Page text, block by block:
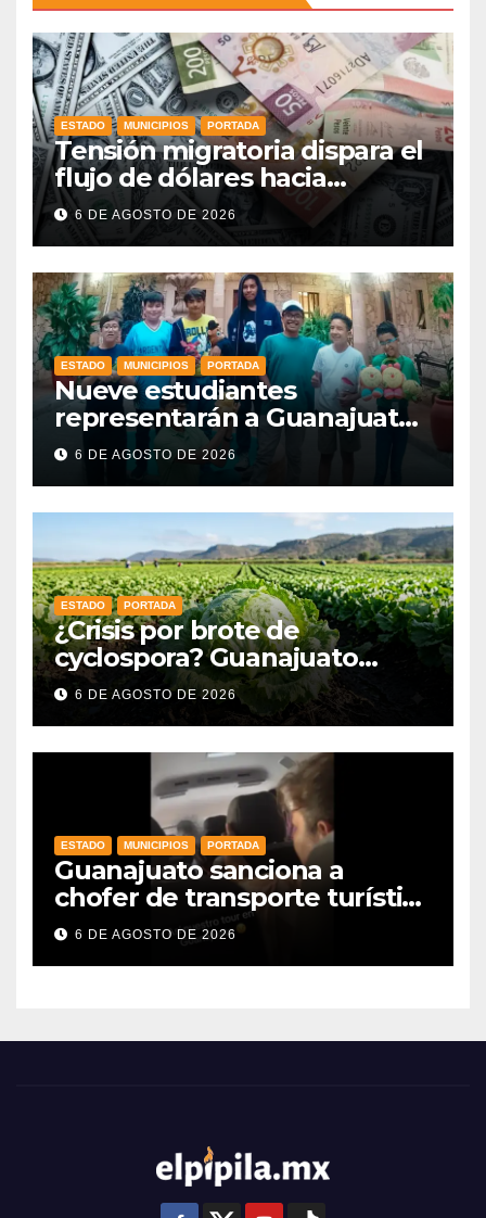
ESTADO MUNICIPIOS PORTADA
Tensión migratoria dispara el
flujo de dólares hacia
municipios de Guanajuato
6 DE AGOSTO DE 2026
ESTADO MUNICIPIOS PORTADA
Nueve estudiantes
representarán a Guanajuato
en la Olimpiada Mexicana de
Matemáticas 2026
6 DE AGOSTO DE 2026
ESTADO PORTADA
¿Crisis por brote de
cyclospora? Guanajuato
mantiene intactas sus
exportaciones
6 DE AGOSTO DE 2026
ESTADO MUNICIPIOS PORTADA
Guanajuato sanciona a
chofer de transporte turístico
e intensifica operativos de
vigilancia
6 DE AGOSTO DE 2026